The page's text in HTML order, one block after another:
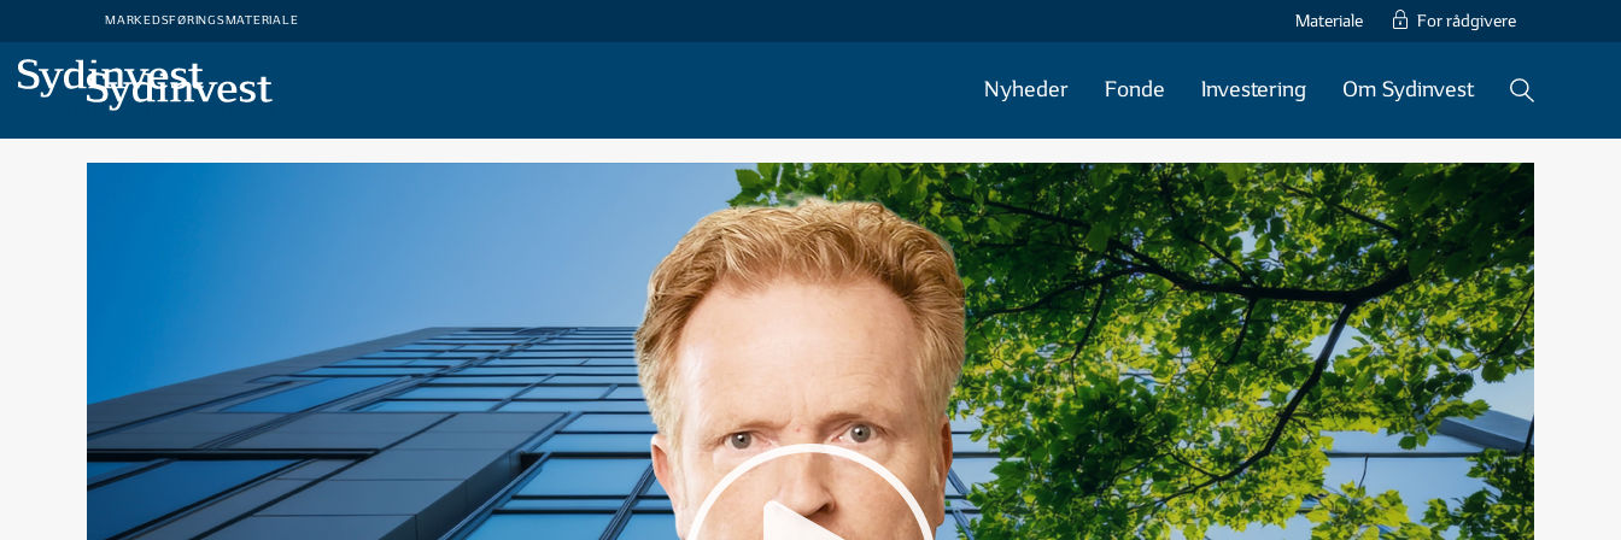
MARKEDSFØRINGSMATERIALE Materiale For rådgivere
MARKEDSFØRINGSMATERIALE
Nyheder Fonde Investering Om Sydinvest